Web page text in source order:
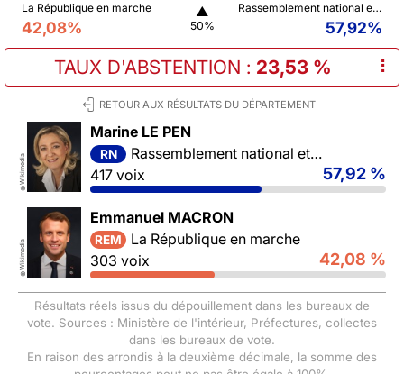
La République en marche
42,08%
▲
50%
Rassemblement national et ses alliés
57,92%
TAUX D'ABSTENTION : 23,53 % ⠇
RETOUR AUX RÉSULTATS DU DÉPARTEMENT
©
Wikimedia
Marine LE PEN
RN
Rassemblement national et ses alliés
417 voix
57,92 %
©
Wikimedia
Emmanuel MACRON
REM
La République en marche
303 voix
42,08 %
Résultats réels issus du dépouillement dans les bureaux de
vote. Sources : Ministère de l'intérieur, Préfectures, collectes
dans les bureaux de vote.
En raison des arrondis à la deuxième décimale, la somme des